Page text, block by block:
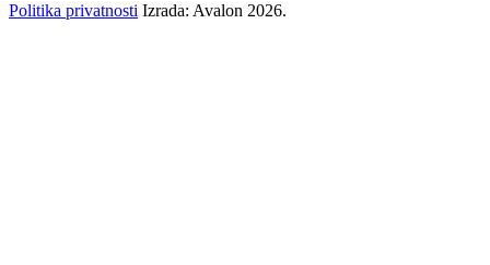
Politika privatnosti Izrada: Avalon 2026.